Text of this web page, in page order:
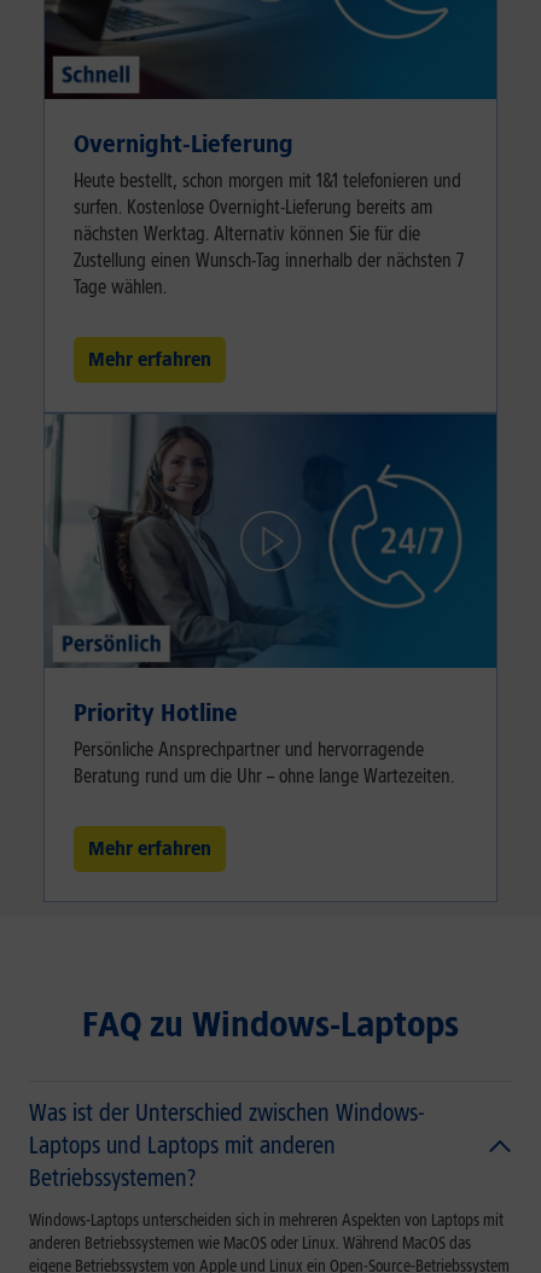
Overnight-Lieferung
Heute bestellt, schon morgen mit 1&1 telefonieren und
surfen. Kostenlose Overnight-Lieferung bereits am
nächsten Werktag. Alternativ können Sie für die
Zustellung einen Wunsch-Tag innerhalb der nächsten 7
Tage wählen.
Mehr erfahren
Priority Hotline
Persönliche Ansprechpartner und hervorragende
Beratung rund um die Uhr – ohne lange Wartezeiten.
Mehr erfahren
FAQ zu Windows-Laptops
Was ist der Unterschied zwischen Windows-
Laptops und Laptops mit anderen
Betriebssystemen?
Windows-Laptops unterscheiden sich in mehreren Aspekten von Laptops mit
anderen Betriebssystemen wie MacOS oder Linux. Während MacOS das
eigene Betriebssystem von Apple und Linux ein Open-Source-Betriebssystem